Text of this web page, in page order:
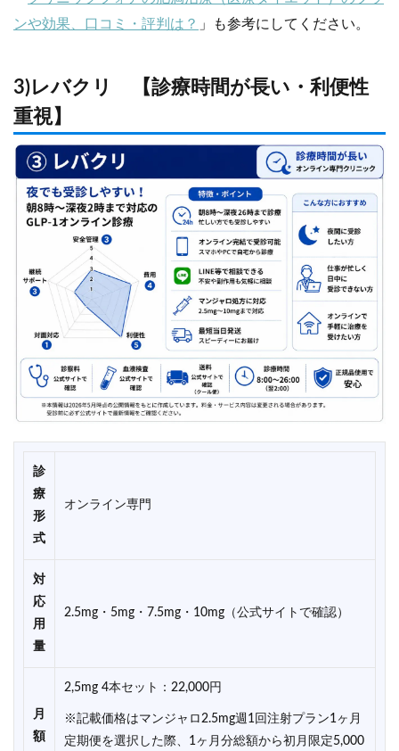
ンや効果、口コミ・評判は？ 」も参考にしてください。
3)レバクリ 【診療時間が長い・利便性
重視】
診
療
形
式
オンライン専門
対
応
用
量
2.5mg・5mg・7.5mg・10mg（公式サイトで確認）
月
額
2,5mg 4本セット：22,000円
※記載価格はマンジャロ2.5mg週1回注射プラン1ヶ月
定期便を選択した際、1ヶ月分総額から初月限定5,000